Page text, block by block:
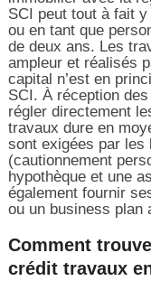
SCI peut tout à fait
ou en tant que
de deux ans. Les
ampleur et réalisés
capital n’est en
SCI. À réception
régler directement
travaux dure en
sont exigées par les
(cautionnement
hypothèque et une
également fournir
ou un business plan
Comment
crédit travaux